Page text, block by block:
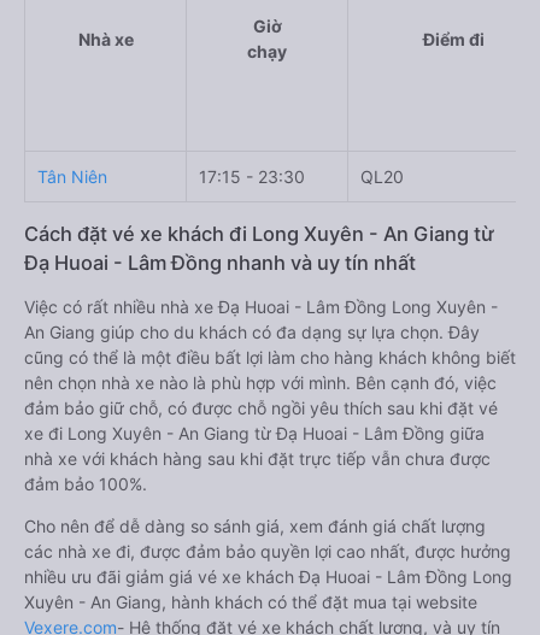
Nhà xe
Giờ
chạy
Điểm đi
Tân Niên 17:15 - 23:30 QL20
Cách đặt vé xe khách đi Long Xuyên - An Giang từ
Đạ Huoai - Lâm Đồng nhanh và uy tín nhất
Việc có rất nhiều nhà xe Đạ Huoai - Lâm Đồng Long Xuyên -
An Giang giúp cho du khách có đa dạng sự lựa chọn. Đây
cũng có thể là một điều bất lợi làm cho hàng khách không biết
nên chọn nhà xe nào là phù hợp với mình. Bên cạnh đó, việc
đảm bảo giữ chỗ, có được chỗ ngồi yêu thích sau khi đặt vé
xe đi Long Xuyên - An Giang từ Đạ Huoai - Lâm Đồng giữa
nhà xe với khách hàng sau khi đặt trực tiếp vẫn chưa được
đảm bảo 100%.
Cho nên để dễ dàng so sánh giá, xem đánh giá chất lượng
các nhà xe đi, được đảm bảo quyền lợi cao nhất, được hưởng
nhiều ưu đãi giảm giá vé xe khách Đạ Huoai - Lâm Đồng Long
Xuyên - An Giang, hành khách có thể đặt mua tại website
Vexere.com- Hệ thống đặt vé xe khách chất lượng, và uy tín